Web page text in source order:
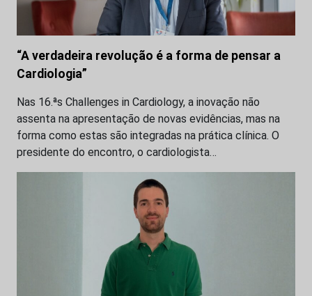
“A verdadeira revolução é a forma de pensar a
Cardiologia”
Nas 16.ªs Challenges in Cardiology, a inovação não
assenta na apresentação de novas evidências, mas na
forma como estas são integradas na prática clínica. O
presidente do encontro, o cardiologista…